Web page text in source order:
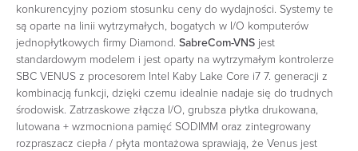
konkurencyjny poziom stosunku ceny do wydajności. Systemy te
są oparte na linii wytrzymałych, bogatych w I/O komputerów
jednopłytkowych firmy Diamond. SabreCom-VNS jest
standardowym modelem i jest oparty na wytrzymałym kontrolerze
SBC VENUS z procesorem Intel Kaby Lake Core i7 7. generacji z
kombinacją funkcji, dzięki czemu idealnie nadaje się do trudnych
środowisk. Zatrzaskowe złącza I/O, grubsza płytka drukowana,
lutowana + wzmocniona pamięć SODIMM oraz zintegrowany
rozpraszacz ciepła / płyta montażowa sprawiają, że Venus jest